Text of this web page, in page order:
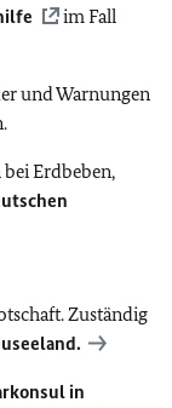
im Fall
und Warnungen
Erdbeben,
Zuständig
in